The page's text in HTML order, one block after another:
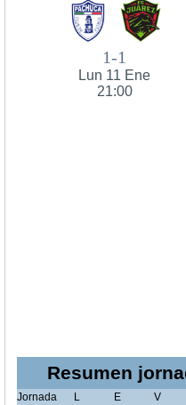
1-1
Lun 11 Ene
21:00
Resumen
Jornada L E V